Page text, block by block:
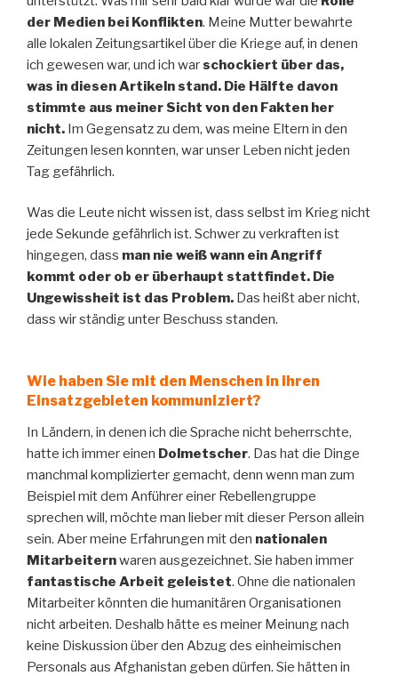
der Medien bei Konflikten. Meine Mutter bewahrte
alle lokalen Zeitungsartikel über die Kriege auf, in denen
ich gewesen war, und ich warschockiert über das,
was in diesen Artikeln stand. Die Hälfte davon
stimmte aus meiner Sicht von den Fakten her
nicht. Im Gegensatz zu dem, was meine Eltern in den
Zeitungen lesen konnten, war unser Leben nicht jeden
Tag gefährlich.
Was die Leute nicht wissen ist, dass selbst im Krieg nicht
jede Sekunde gefährlich ist. Schwer zu verkraften ist
hingegen, dass man nie weiß wann ein Angriff
kommt oder ob er überhaupt stattfindet. Die
Ungewissheit ist das Problem. Das heißt aber nicht,
dass wir ständig unter Beschuss standen.
Wie haben Sie mit den Menschen in ihren
Einsatzgebieten kommuniziert?
In Ländern, in denen ich die Sprache nicht beherrschte,
hatte ich immer einen Dolmetscher. Das hat die Dinge
manchmal komplizierter gemacht, denn wenn man zum
Beispiel mit dem Anführer einer Rebellengruppe
sprechen will, möchte man lieber mit dieser Person allein
sein. Aber meine Erfahrungen mit den nationalen
Mitarbeiternwaren ausgezeichnet. Sie haben immer
fantastische Arbeit geleistet. Ohne die nationalen
Mitarbeiter könnten die humanitären Organisationen
nicht arbeiten. Deshalb hätte es meiner Meinung nach
keine Diskussion über den Abzug des einheimischen
Personals aus Afghanistan geben dürfen. Sie hätten in